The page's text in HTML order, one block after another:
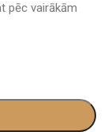
pēc vairākām